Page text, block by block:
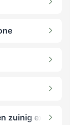
zuinig exemplaar